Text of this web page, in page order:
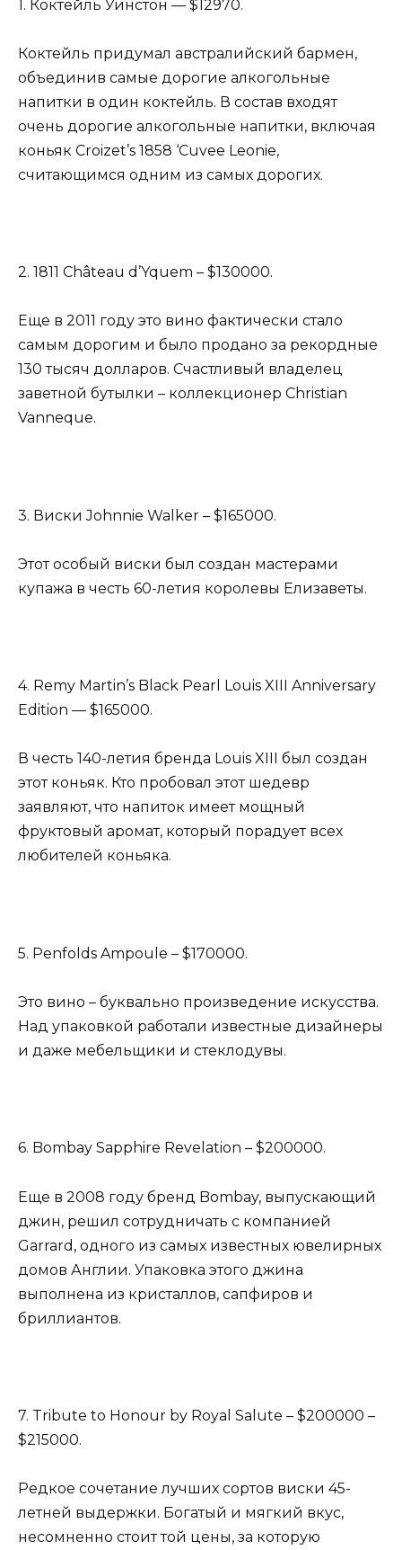
1. Коктейль Уинстон — $12970.
Коктейль придумал австралийский бармен,
объединив самые дорогие алкогольные
напитки в один коктейль. В состав входят
очень дорогие алкогольные напитки, включая
коньяк Croizet’s 1858 ‘Cuvee Leonie,
считающимся одним из самых дорогих.
2. 1811 Château d’Yquem – $130000.
Еще в 2011 году это вино фактически стало
самым дорогим и было продано за рекордные
130 тысяч долларов. Счастливый владелец
заветной бутылки – коллекционер Christian
Vanneque.
3. Виски Johnnie Walker – $165000.
Этот особый виски был создан мастерами
купажа в честь 60-летия королевы Елизаветы.
4. Remy Martin’s Black Pearl Louis XIII Anniversary
Edition — $165000.
В честь 140-летия бренда Louis XIII был создан
этот коньяк. Кто пробовал этот шедевр
заявляют, что напиток имеет мощный
фруктовый аромат, который порадует всех
любителей коньяка.
5. Penfolds Ampoule – $170000.
Это вино – буквально произведение искусства.
Над упаковкой работали известные дизайнеры
и даже мебельщики и стеклодувы.
6. Bombay Sapphire Revelation – $200000.
Еще в 2008 году бренд Bombay, выпускающий
джин, решил сотрудничать с компанией
Garrard, одного из самых известных ювелирных
домов Англии. Упаковка этого джина
выполнена из кристаллов, сапфиров и
бриллиантов.
7. Tribute to Honour by Royal Salute – $200000 –
$215000.
Редкое сочетание лучших сортов виски 45-
летней выдержки. Богатый и мягкий вкус,
несомненно стоит той цены, за которую